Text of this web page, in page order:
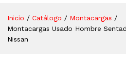
Inicio / Catálogo / Montacargas /
Montacargas Usado Hombre
Nissan